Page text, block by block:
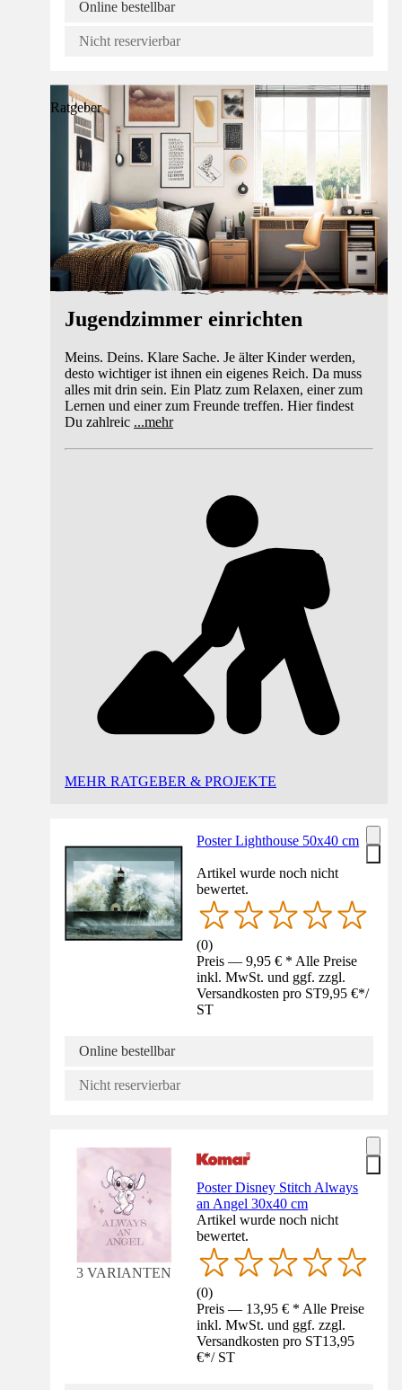
Online bestellbar
Nicht reservierbar
Ratgeber
Jugendzimmer einrichten
Meins. Deins. Klare Sache. Je älter Kinder werden,
desto wichtiger ist ihnen ein eigenes Reich. Da muss
alles mit drin sein. Ein Platz zum Relaxen, einer zum
Lernen und einer zum Freunde treffen. Hier findest
Du zahlreic ...mehr
MEHR RATGEBER & PROJEKTE
Poster Lighthouse 50x40 cm
Artikel wurde noch nicht
bewertet.
(0)
Preis — 9,95 € * Alle Preise
inkl. MwSt. und ggf. zzgl.
Versandkosten pro ST9,95 €*/
ST
Online bestellbar
Nicht reservierbar
3 VARIANTEN
Poster Disney Stitch Always
an Angel 30x40 cm
Artikel wurde noch nicht
bewertet.
(0)
Preis — 13,95 € * Alle Preise
inkl. MwSt. und ggf. zzgl.
Versandkosten pro ST13,95
€*/ ST